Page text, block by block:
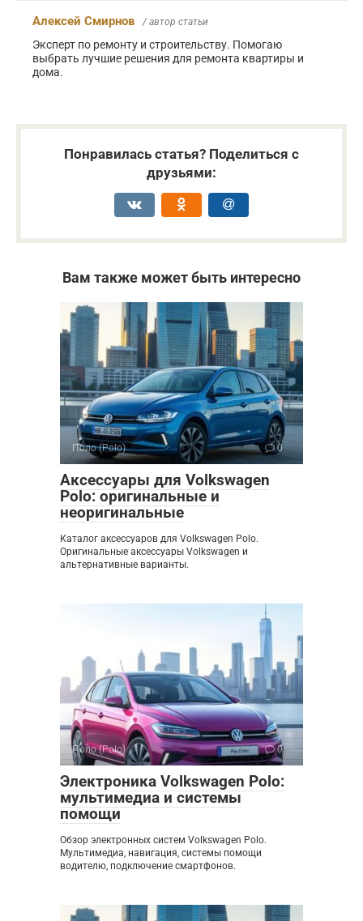
Алексей Смирнов / автор статьи
Эксперт по ремонту и строительству. Помогаю
выбрать лучшие решения для ремонта квартиры и
дома.
Понравилась статья? Поделиться с
друзьями:
Вам также может быть интересно
Поло (Polo) 0
Аксессуары для Volkswagen
Polo: оригинальные и
неоригинальные
Каталог аксессуаров для Volkswagen Polo.
Оригинальные аксессуары Volkswagen и
альтернативные варианты.
Поло (Polo) 0
Электроника Volkswagen Polo:
мультимедиа и системы
помощи
Обзор электронных систем Volkswagen Polo.
Мультимедиа, навигация, системы помощи
водителю, подключение смартфонов.